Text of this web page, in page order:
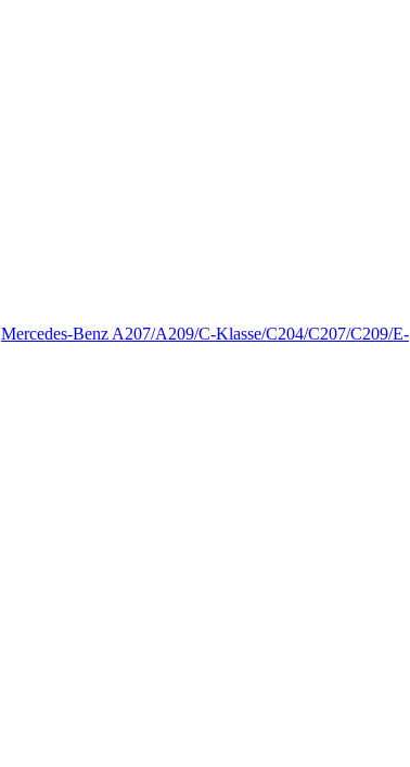
Mercedes-Benz A207/A209/C-Klasse/C204/C207/C209/E-